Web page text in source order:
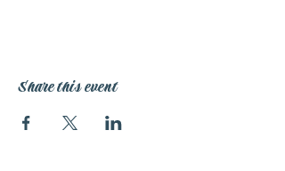
Share this event